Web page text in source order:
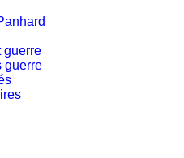
guerre
guerre